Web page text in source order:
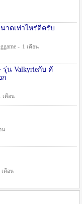
าดเท่าไหร่ดีครับ
- 1 เดือน
น Valkyrieกับ คั
ก
เดือน
น
เดือน